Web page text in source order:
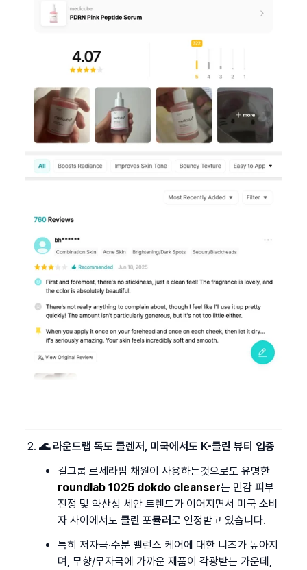
🌊 라운드랩 독도 클렌저, 미국에서도 K-클린 뷰티 입증
걸그룹 르세라핌 채원이 사용하는것으로도 유명한
roundlab 1025 dokdo cleanser는 민감 피부
진정 및 약산성 세안 트렌드가 이어지면서 미국 소비
자 사이에서도 클린 포뮬러로 인정받고 있습니다.
특히 저자극·수분 밸런스 케어에 대한 니즈가 높아지
며, 무향/무자극에 가까운 제품이 각광받는 가운데,